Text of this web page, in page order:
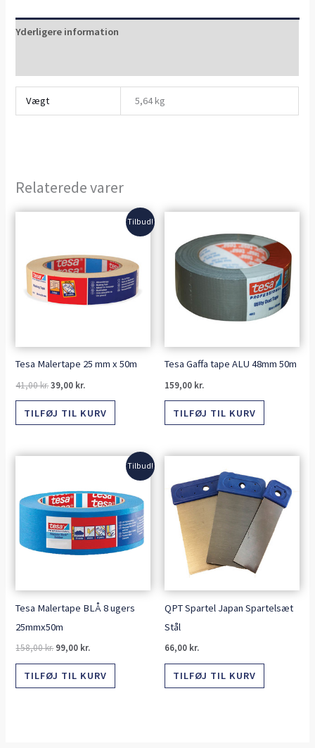
Yderligere information
Vægt 5,64 kg
Relaterede varer
Tilbud!
Tesa Malertape 25 mm x 50m
41,00kr.
var:
41,00 kr..
39,00 kr.
er:
39,00 kr..
TILFØJ TIL KURV
Tesa Gaffa tape ALU 48mm 50m
159,00 kr.
TILFØJ TIL KURV
Tilbud!
Tesa Malertape BLÅ 8 ugers
25mmx50m
158,00kr.
var:
158,00 kr..
99,00 kr.
er:
99,00 kr..
TILFØJ TIL KURV
QPT Spartel Japan Spartelsæt
Stål
66,00 kr.
TILFØJ TIL KURV